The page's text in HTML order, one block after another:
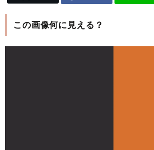
この画像何に見える？